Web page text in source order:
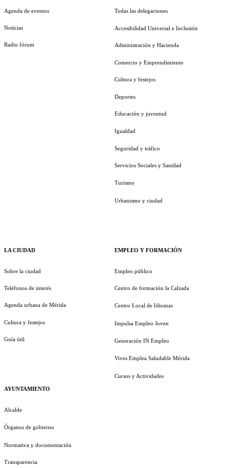
Agenda de eventos
Noticias
Radio fórum
LA CIUDAD
Sobre la ciudad
Teléfonos de interés
Agenda urbana de Mérida
Cultura y festejos
Guía útil
AYUNTAMIENTO
Alcalde
Órganos de gobierno
Normativa y documentación
Transparencia
Todas las delegaciones
Accesibilidad Universal e Inclusión
Administración y Hacienda
Comercio y Emprendimiento
Cultura y festejos
Deportes
Educación y juventud
Igualdad
Seguridad y tráfico
Servicios Sociales y Sanidad
Turismo
Urbanismo y ciudad
EMPLEO Y FORMACIÓN
Empleo público
Centro de formación la Calzada
Centro Local de Idiomas
Impulsa Empleo Joven
Generación IN Empleo
Vives Emplea Saludable Mérida
Cursos y Actividades